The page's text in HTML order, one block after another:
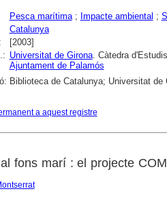
Pesca marítima; Impacte ambiental ;
Catalunya
[2003]
Universitat de Girona. Càtedra
Ajuntament de Palamós
Biblioteca de Catalunya; Universitat
a aquest registre
fons marí : el projecte